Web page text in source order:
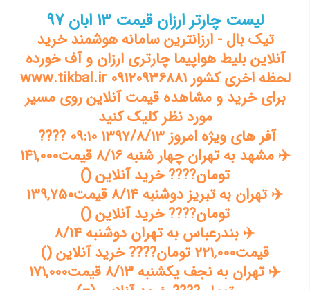
لیست چارتر ارزان قیمت 13 ابان 97
تیک بال - ارزانترین سامانه هوشمند خرید
آنلاین بلیط هواپیما چارتری ارزان و آف خورده
لحظه اخری کشور www.tikbal.ir 09120936881
برای خرید و مشاهده قیمت آنلاین روی مسیر
مورد نظر کلیک کنید
آفر های ویژه امروز 1397/8/13 09:10 ????
✈️ مشهد به تهران چهار شنبه 8/16 قیمت141,000
تومان???? خرید آنلاین ()
✈️ تهران به تبریز دوشنبه 8/14 قیمت139,750
تومان???? خرید آنلاین ()
✈️ بندرعباس به تهران دوشنبه 8/14
قیمت221,000 تومان???? خرید آنلاین ()
✈️ تهران به نجف یکشنبه 8/13 قیمت171,000